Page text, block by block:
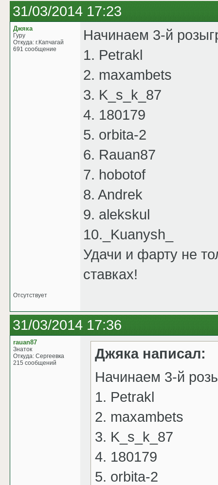
31/03/2014 17:23
Джяка
Гуру
Откуда: г.Капчагай
691 сообщение
Начинаем 3-й
1. Petrakl
2. maxambets
3. K_s_k_87
4. 180179
5. orbita-2
6. Rauan87
7. hobotof
8. Andrek
9. alekskul
10._Kuanysh_
Удачи и фарту не
ставках!
Отсутствует
31/03/2014 17:36
rauan87
Знаток
Откуда: Сергеевка
215 сообщений
Джяка написал:
Начинаем 3-й
1. Petrakl
2. maxambets
3. K_s_k_87
4. 180179
5. orbita-2